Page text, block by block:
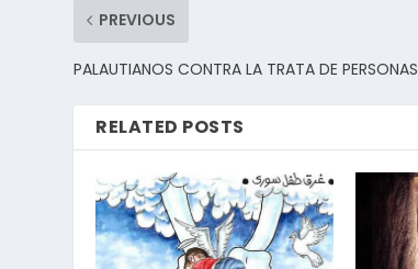
PREVIOUS
PALAUTIANOS CONTRA LA TRATA DE PERSONAS
RELATED POSTS